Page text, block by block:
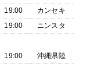
19:00
カンセキ
19:00
ニンスタ
19:00 沖縄県陸